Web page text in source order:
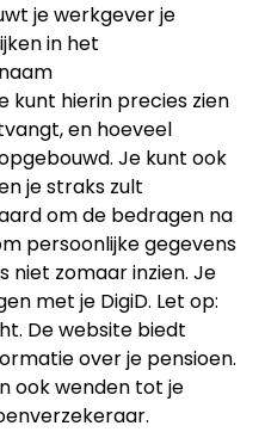
je werkgever je
in het
kunt hierin precies zien
en hoeveel
Je kunt ook
je straks zult
om de bedragen na
persoonlijke gegevens
niet zomaar inzien. Je
met je DigiD. Let op:
De website biedt
over je pensioen.
ook wenden tot je